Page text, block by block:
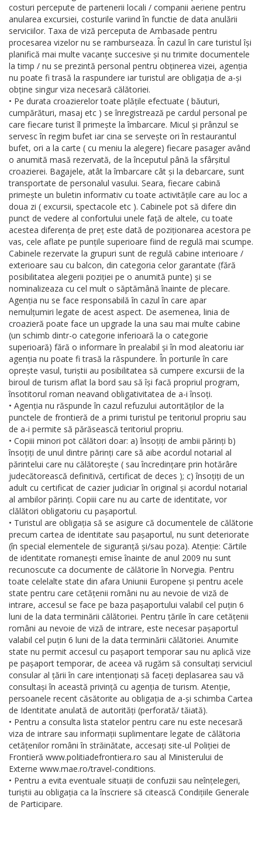
costuri percepute de partenerii locali / companii aeriene pentru
anularea excursiei, costurile variind în functie de data anulării
serviciilor. Taxa de viză perceputa de Ambasade pentru
procesarea vizelor nu se ramburseaza. În cazul în care turistul își
planifică mai multe vacanțe succesive și nu trimite documentele
la timp / nu se prezintă personal pentru obținerea vizei, agenția
nu poate fi trasă la raspundere iar turistul are obligația de a-și
obține singur viza necesară călătoriei.
• Pe durata croazierelor toate plățile efectuate ( băuturi,
cumpărături, masaj etc ) se înregistrează pe cardul personal pe
care fiecare turist îl primește la îmbarcare. Micul și prânzul se
servesc în regim bufet iar cina se servește ori în restaurantul
bufet, ori a la carte ( cu meniu la alegere) fiecare pasager având
o anumită masă rezervată, de la începutul până la sfârșitul
croazierei. Bagajele, atât la îmbarcare cât și la debarcare, sunt
transportate de personalul vasului. Seara, fiecare cabină
primește un buletin informativ cu toate activitățile care au loc a
doua zi ( excursii, spectacole etc ). Cabinele pot să difere din
punct de vedere al confortului unele față de altele, cu toate
acestea diferența de preț este dată de poziționarea acestora pe
vas, cele aflate pe punțile superioare fiind de regulă mai scumpe.
Cabinele rezervate la grupuri sunt de regulă cabine interioare /
exterioare sau cu balcon, din categoria celor garantate (fără
posibilitatea alegerii poziției pe o anumită punte) și se
nominalizeaza cu cel mult o săptămână înainte de plecare.
Agenția nu se face responsabilă în cazul în care apar
nemulțumiri legate de acest aspect. De asemenea, linia de
croazieră poate face un upgrade la una sau mai multe cabine
(un schimb dintr-o categorie inferioară la o categorie
superioară) fără o informare în prealabil și în mod aleatoriu iar
agenția nu poate fi trasă la răspundere. În porturile în care
oprește vasul, turiștii au posibilitatea să cumpere excursii de la
biroul de turism aflat la bord sau să își facă propriul program,
însotitorul roman neavand obligativitatea de a-i însoți.
• Agenția nu răspunde în cazul refuzului autorităților de la
punctele de frontieră de a primi turistul pe teritoriul propriu sau
de a-i permite să părăsească teritoriul propriu.
• Copiii minori pot călători doar: a) însoțiți de ambii părinți b)
însoțiți de unul dintre părinți care să aibe acordul notarial al
părintelui care nu călătorește ( sau încredințare prin hotărâre
judecătorească definitivă, certificat de deces ); c) însoțiți de un
adult cu certificat de cazier judiciar în original și acordul notarial
al ambilor părinți. Copiii care nu au carte de identitate, vor
clălători obligatoriu cu pașaportul.
• Turistul are obligația să se asigure că documentele de călătorie
precum cartea de identitate sau pașaportul, nu sunt deteriorate
(în special elementele de siguranță și/sau poza). Atenție: Cărtile
de identitate romanești emise înainte de anul 2009 nu sunt
recunoscute ca documente de călătorie în Norvegia. Pentru
toate celelalte state din afara Uniunii Europene și pentru acele
state pentru care cetățenii români nu au nevoie de viză de
intrare, accesul se face pe baza pașaportului valabil cel puțin 6
luni de la data terminării călătoriei. Pentru țările în care cetățenii
români au nevoie de viză de intrare, este necesar pașaportul
valabil cel puțin 6 luni de la data terminării călătoriei. Anumite
state nu permit accesul cu pașaport temporar sau nu aplică vize
pe pașaport temporar, de aceea vă rugăm să consultați serviciul
consular al țării în care intenționați să faceți deplasarea sau vă
consultași în această privință cu agenția de turism. Atenție,
persoanele recent căsătorite au obligația de a-și schimba Cartea
de Identitate anulată de autorități (perforată/ tăiată).
• Pentru a consulta lista statelor pentru care nu este necesară
viza de intrare sau informații suplimentare legate de călătoria
cetățenilor români în străinătate, accesați site-ul Poliției de
Frontieră www.politiadefrontiera.ro sau al Ministerului de
Externe www.mae.ro/travel-conditions.
• Pentru a evita eventuale situații de confuzii sau neînțelegeri,
turiștii au obligația ca la înscriere să citească Condițiile Generale
de Participare.